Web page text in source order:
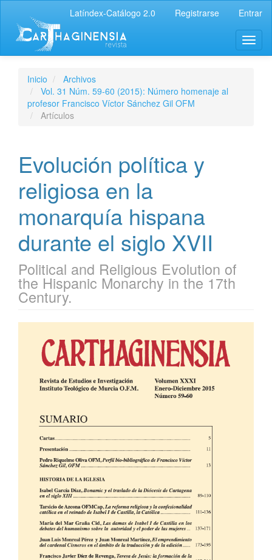
Latíndex-Catálogo 2.0 Registrarse Entrar
Inicio
Archivos
Vol. 31 Núm. 59-60 (2015): Número homenaje al
profesor Francisco Víctor Sánchez Gil OFM
Artículos
Evolución política y
religiosa en la
monarquía hispana
durante el siglo XVII
Political and Religious Evolution of
the Hispanic Monarchy in the 17th
Century.